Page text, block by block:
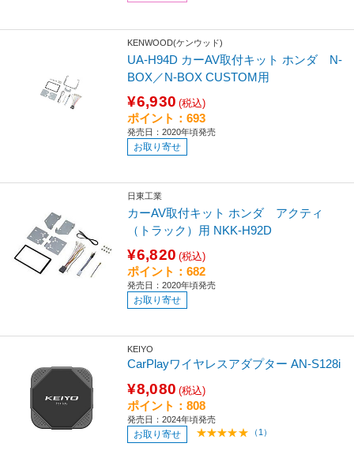
KENWOOD(ケンウッド)
UA-H94D カーAV取付キット ホンダ N-
BOX／N-BOX CUSTOM用
¥6,930 (税込)
ポイント：693
発売日：2020年頃発売
お取り寄せ
日東工業
カーAV取付キット ホンダ アクティ
（トラック）用 NKK-H92D
¥6,820 (税込)
ポイント：682
発売日：2020年頃発売
お取り寄せ
KEIYO
CarPlayワイヤレスアダプター AN-S128i
¥8,080 (税込)
ポイント：808
発売日：2024年頃発売
お取り寄せ （1）